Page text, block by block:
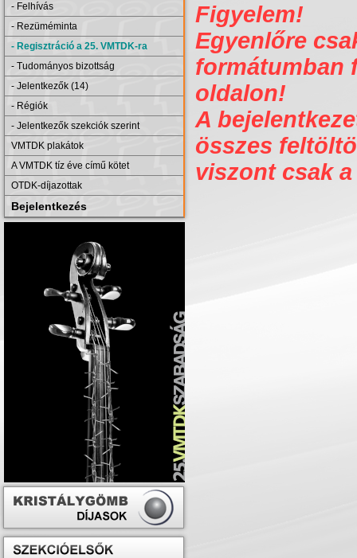
- Felhívás
- Rezüméminta
- Regisztráció a 25. VMTDK-ra
- Tudományos bizottság
- Jelentkezők (14)
- Régiók
- Jelentkezők szekciók szerint
VMTDK plakátok
A VMTDK tíz éve című kötet
OTDK-díjazottak
Bejelentkezés
Figyelem!
Egyenlőre
formátumban
oldalon!
A
összes
viszont csak